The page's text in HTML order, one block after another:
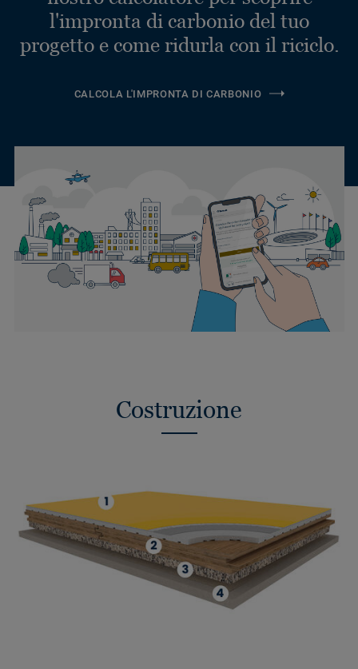
l'impronta di carbonio del tuo
progetto e come ridurla con il riciclo.
CALCOLA L'IMPRONTA DI CARBONIO
Costruzione